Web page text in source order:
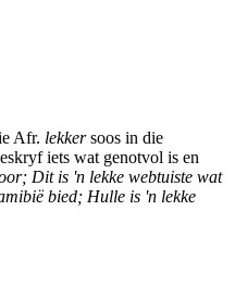
Afr. lekkersoos in die
iets wat genotvol is en
Dit is 'n lekke webtuiste wat
bied; Hulle is 'n lekke